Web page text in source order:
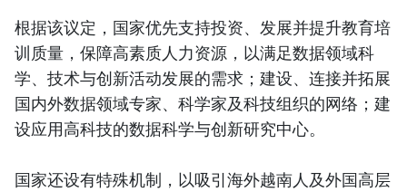
根据该议定，国家优先支持投资、发展并提升教育培
训质量，保障高素质人力资源，以满足数据领域科
学、技术与创新活动发展的需求；建设、连接并拓展
国内外数据领域专家、科学家及科技组织的网络；建
设应用高科技的数据科学与创新研究中心。
国家还设有特殊机制，以吸引海外越南人及外国高层